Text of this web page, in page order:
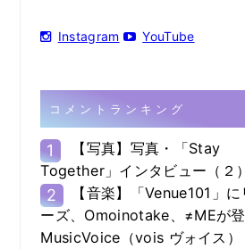
Instagram YouTube
コメントランキング
1
【写真】写真・「Stay
Together」インタビュー（２）
2
【音楽】「Venue101」
ーズ、Omoinotake、≠MEが登
MusicVoice（vois ヴォイス）